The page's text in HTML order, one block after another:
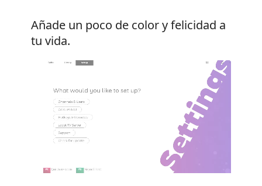
Añade un poco de color y felicidad a
tu vida.